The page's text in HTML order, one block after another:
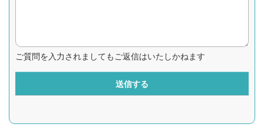
ご質問を入力されましてもご返信はいたしかねます
送信する